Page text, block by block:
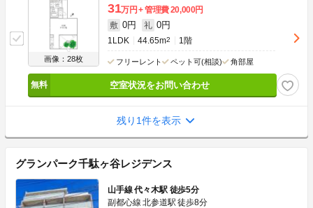
画像：28枚
31万円 管理費20,000円
敷 0円 礼 0円
1LDK 44.65m2 1階
フリーレント ペット可(相談) 角部屋
空室状況をお問い合わせ
残り1件を表示
グランパーク千駄ヶ谷レジデンス
山手線 代々木駅 徒歩5分
副都心線 北参道駅 徒歩8分